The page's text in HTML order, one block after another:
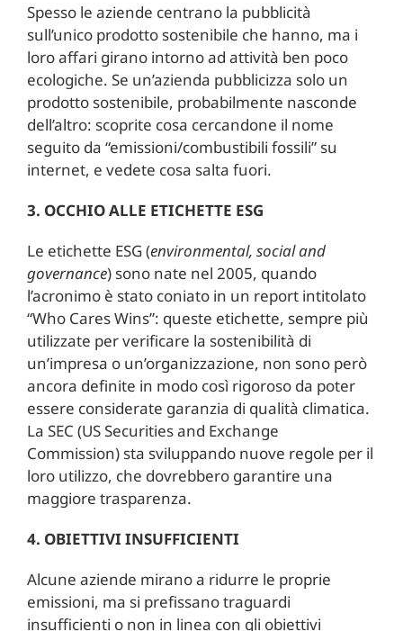
Spesso le aziende centrano la pubblicità
sull’unico prodotto sostenibile che hanno, ma i
loro affari girano intorno ad attività ben poco
ecologiche. Se un’azienda pubblicizza solo un
prodotto sostenibile, probabilmente nasconde
dell’altro: scoprite cosa cercandone il nome
seguito da “emissioni/combustibili fossili” su
internet, e vedete cosa salta fuori.
3. OCCHIO ALLE ETICHETTE ESG
Le etichette ESG (environmental, social and
governance) sono nate nel 2005, quando
l’acronimo è stato coniato in un report intitolato
“Who Cares Wins”: queste etichette, sempre più
utilizzate per verificare la sostenibilità di
un’impresa o un’organizzazione, non sono però
ancora definite in modo così rigoroso da poter
essere considerate garanzia di qualità climatica.
La SEC (US Securities and Exchange
Commission) sta sviluppando nuove regole per il
loro utilizzo, che dovrebbero garantire una
maggiore trasparenza.
4. OBIETTIVI INSUFFICIENTI
Alcune aziende mirano a ridurre le proprie
emissioni, ma si prefissano traguardi
insufficienti o non in linea con gli obiettivi